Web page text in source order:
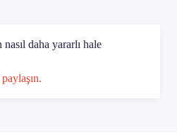
daha yararlı hale